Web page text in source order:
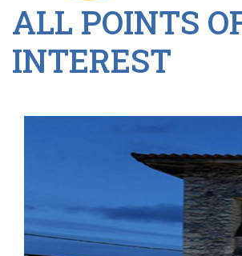
ALL POINTS
INTEREST